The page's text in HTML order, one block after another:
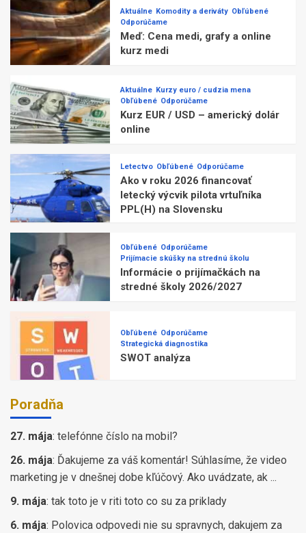
Aktuálne Komodity a deriváty Obľúbené
Odporúčame
Meď: Cena medi, grafy a online
kurz medi
Aktuálne Kurzy euro / cudzia mena
Obľúbené Odporúčame
Kurz EUR / USD – americký dolár
online
Letectvo Obľúbené Odporúčame
Ako v roku 2026 financovať
letecký výcvik pilota vrtuľníka
PPL(H) na Slovensku
Obľúbené Odporúčame
Prijímacie skúšky na strednú školu
Informácie o prijímačkách na
stredné školy 2026/2027
Obľúbené Odporúčame
Strategická diagnostika
SWOT analýza
Poradňa
27. mája: telefónne číslo na mobil?
26. mája: Ďakujeme za váš komentár! Súhlasíme, že video
marketing je v dnešnej dobe kľúčový. Ako uvádzate, ak ...
9. mája: tak toto je v riti toto co su za priklady
6. mája: Polovica odpovedi nie su spravnych, dakujem za